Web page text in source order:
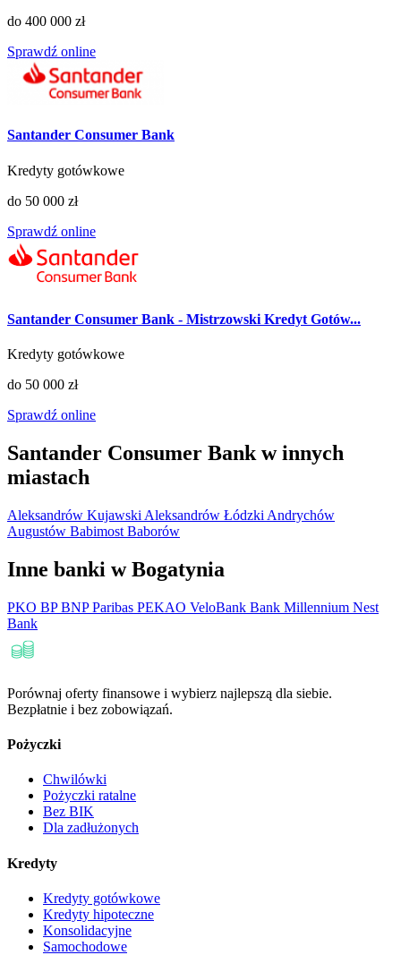
do 400 000 zł
Sprawdź online
Santander Consumer Bank
Kredyty gotówkowe
do 50 000 zł
Sprawdź online
Santander Consumer Bank - Mistrzowski Kredyt Gotów...
Kredyty gotówkowe
do 50 000 zł
Sprawdź online
Santander Consumer Bank w innych
miastach
Aleksandrów Kujawski Aleksandrów Łódzki Andrychów
Augustów Babimost Baborów
Inne banki w Bogatynia
PKO BP BNP Paribas PEKAO VeloBank Bank Millennium Nest
Bank
Porównaj oferty finansowe i wybierz najlepszą dla siebie.
Bezpłatnie i bez zobowiązań.
Pożyczki
Chwilówki
Pożyczki ratalne
Bez BIK
Dla zadłużonych
Kredyty
Kredyty gotówkowe
Kredyty hipoteczne
Konsolidacyjne
Samochodowe